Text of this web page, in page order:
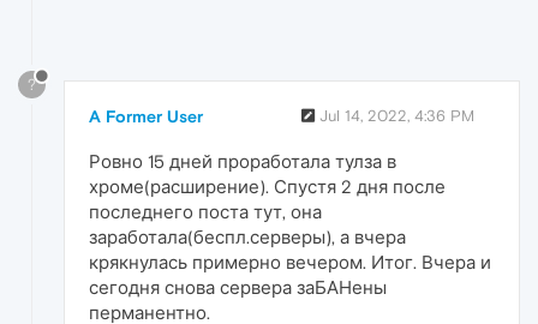
?
A Former User Jul 14, 2022, 4:36 PM
Ровно 15 дней проработала тулза в
хроме(расширение). Спустя 2 дня после
последнего поста тут, она
заработала(беспл.серверы), а вчера
крякнулась примерно вечером. Итог. Вчера и
сегодня снова сервера заБАНены
перманентно.